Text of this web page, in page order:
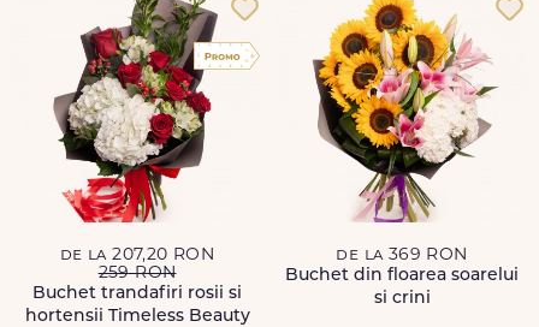
de la 207,20 RON
259 RON
Buchet trandafiri rosii si
hortensii Timeless Beauty
de la 369 RON
Buchet din floarea soarelui
si crini